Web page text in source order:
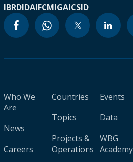
IBRDIDAIFCMIGAICSID
Who We
Are
News
Careers
Countries
Topics
Projects &
Operations
Events
Data
WBG
Academy